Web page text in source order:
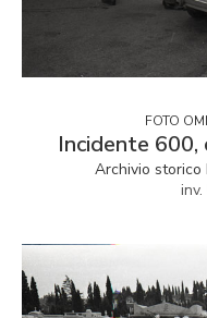
FOTO
Incidente 600,
Archivio storico